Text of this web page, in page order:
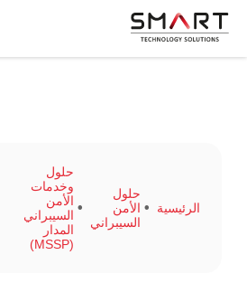
الرئيسية
حلول
الأمن
السيبراني
حلول
وخدمات
الأمن
السيبراني
المدار
(MSSP)